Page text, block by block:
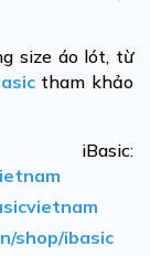
size áo lót, từ
tham khảo
shop/ibasic